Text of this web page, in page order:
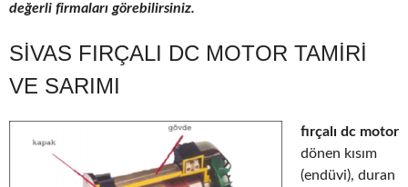
değerli firmaları görebilirsiniz.
SIVAS FIRÇALI DC MOTOR TAMIRI
VE SARIMI
fırçalı dc motor
dönen kısım
(endüvi), duran